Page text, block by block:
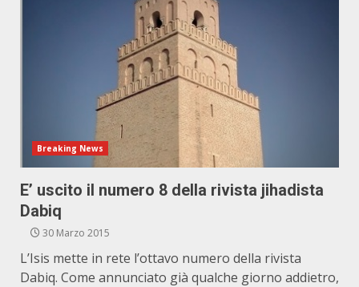
Breaking News
E’ uscito il numero 8 della rivista jihadista
Dabiq
30 Marzo 2015
L’Isis mette in rete l’ottavo numero della rivista
Dabiq. Come annunciato già qualche giorno addietro,